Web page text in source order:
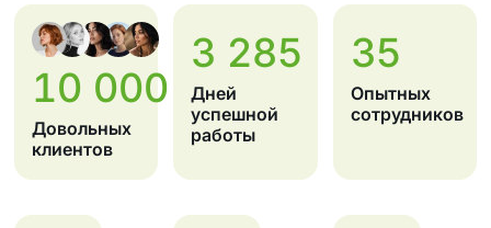
10 000
Довольных
клиентов
3 285
Дней
успешной
работы
35
Опытных
сотрудников